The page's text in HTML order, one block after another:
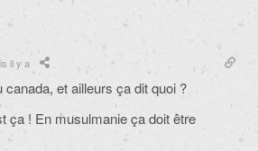
il y a
canada, et ailleurs ça dit quoi ?
ça ! En musulmanie ça doit être